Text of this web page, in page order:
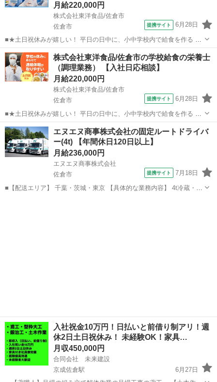
月給220,000円
株式会社東洋食品/佐倉市
佐倉市
提携サイト 6月28日
■★土日祝休みが嬉しい！ 平日の日中に、小中学校内で給食を作る 調
理のお仕事 学校内厨房での調理になるため、子ども達 から「美味しか
った」など、直接声を掛けて もらえたりするのも、この仕事の魅力で
す。 【仕事内容詳細】 ...
千葉 佐倉市 調理師
株式会社東洋食品/佐倉市の学校給食の栄養士
（調理業務） 【入社日応相談】
月給220,000円
株式会社東洋食品/佐倉市
佐倉市
提携サイト 6月28日
■★土日祝休みが嬉しい！ 平日の日中に、小中学校内で給食を作る 調
理のお仕事 学校内厨房での調理になるため、子ども達 から「美味しか
った」など、直接声を掛けて もらえたりするのも、この仕事の魅力で
す。 【仕事内容詳細】 ...
千葉 佐倉市
エヌエヌ商事株式会社の固定ルートドライバ
ー(4t) 【年間休日120日以上】
月給236,000円
エヌエヌ商事株式会社
佐倉市
提携サイト 7月18日
■【配送エリア】 千葉・茨城・東京 【具体的な業務内容】 4t冷蔵・冷
入社祝金10万円！日払いと前借り制アリ！週
休2日土日祝休み！ 未経験OK！家具…
月収450,000円
合同会社 未来建設
京成佐倉駅
6月27日